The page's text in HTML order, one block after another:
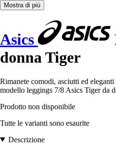
Mostra di più
Asics
donna Tiger
Rimanete comodi, asciutti ed
modello leggings 7/8 Asics Tiger da
Prodotto non disponibile
Tutte le varianti sono esaurite
Descrizione